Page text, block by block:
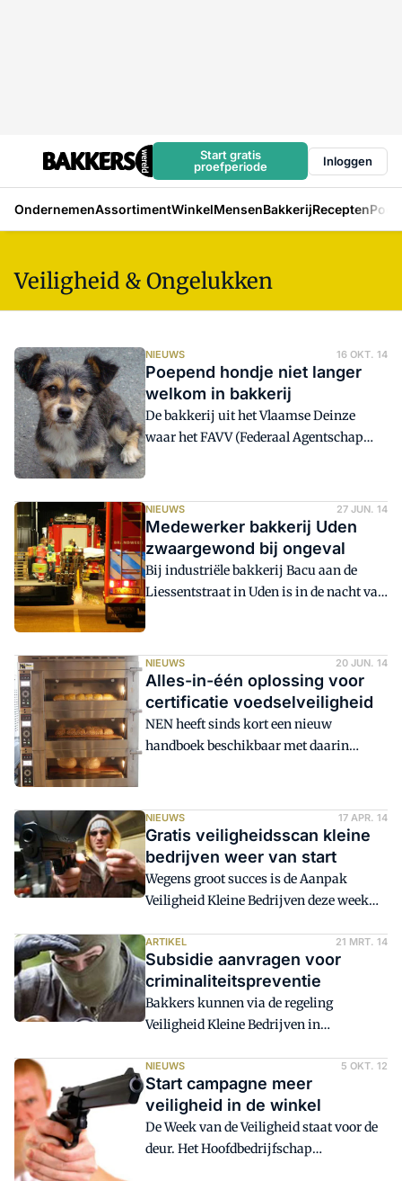
Start gratis
proefperiode
Inloggen
OndernemenAssortimentWinkelMensenBakkerijRecepten
Veiligheid & Ongelukken
NIEUWS 16 OKT. 14
Poepend hondje niet langer
welkom in bakkerij
De bakkerij uit het Vlaamse Deinze
waar het FAVV (Federaal Agentschap
voor de Veiligheid van de Voedselketen,
zeg maar de Belgische variant op de
NVWA) begin dit jaar niet alleen
ongedierte, maar ook een hondendrol
vond, is na een tweede controle helemaal
in orde.
NIEUWS 27 JUN. 14
Medewerker bakkerij Uden
zwaargewond bij ongeval
Bij industriële bakkerij Bacu aan de
Liessentstraat in Uden is in de nacht van
zondag op maandag bij een
bedrijfsongeval een medewerker
zwaargewond geraakt. Bij het het
ongeluk kwam het slachtoffer volgens
een woordvoerder van de
Arbeidsinspectie klem te zitten in een
machine. Het ongeluk gebeurde iets voor
NIEUWS 20 JUN. 14
Alles-in-één oplossing voor
certificatie voedselveiligheid
NEN heeft sinds kort een nieuw
handboek beschikbaar met daarin
management systemen. Het handboek
bundelt alle informatie die certificerende
instellingen nodig hebben voor een
betrouwbare en efficiënte controle van
de organisatie.
NIEUWS 17 APR. 14
Gratis veiligheidsscan kleine
bedrijven weer van start
Wegens groot succes is de Aanpak
Veiligheid Kleine Bedrijven deze week
van Veiligheid en Justitie heeft budget
beschikbaar gesteld om ondernemers te
steunen bij het verbeteren van de
veiligheid.
ARTIKEL 21 MRT. 14
Subsidie aanvragen voor
criminaliteitspreventie
Bakkers kunnen via de regeling
Veiligheid Kleine Bedrijven in
op het aanbrengen van
criminaliteitspreventie. Retailers weten
de weg naar deze subsidie aardig te
vinden. Bakkerijen daarentegen niet en
laten zo vele euro's aan
NIEUWS 5 OKT. 12
Start campagne meer
veiligheid in de winkel
De Week van de Veiligheid staat voor de
deur. Het Hoofdbedrijfschap